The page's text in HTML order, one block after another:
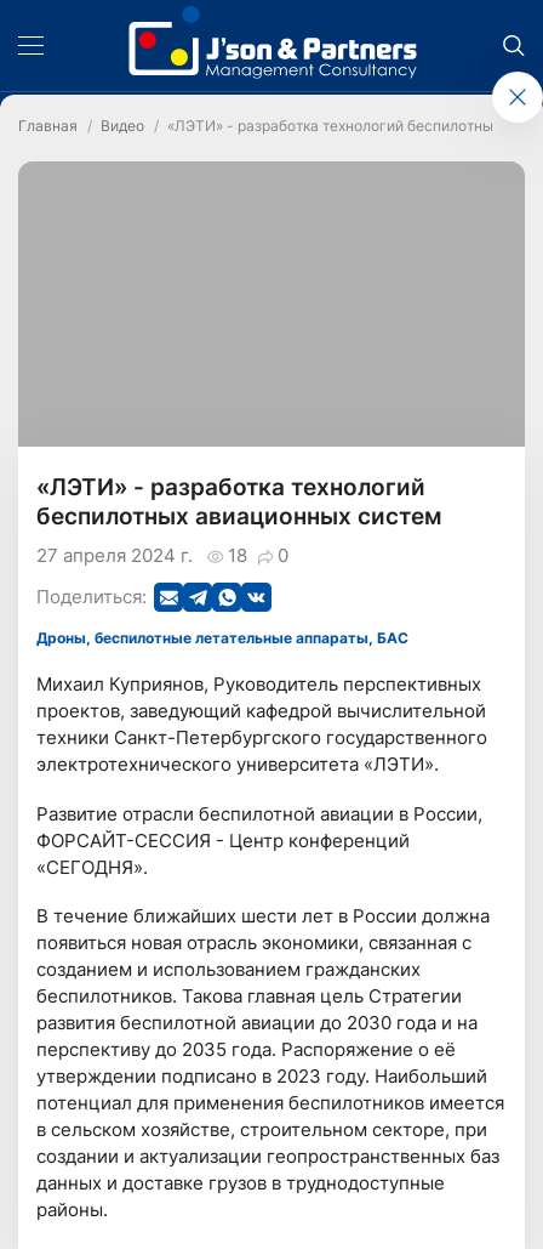
Главная Видео «ЛЭТИ» - разработка технологий беспилотных
«ЛЭТИ» - разработка технологий
беспилотных авиационных систем
18 0
27 апреля 2024 г.
Поделиться:
Дроны, беспилотные летательные аппараты, БАС
Михаил Куприянов, Руководитель перспективных
проектов, заведующий кафедрой вычислительной
техники Санкт-Петербургского государственного
электротехнического университета «ЛЭТИ».
Развитие отрасли беспилотной авиации в России,
ФОРСАЙТ-СЕССИЯ - Центр конференций
«СЕГОДНЯ».
В течение ближайших шести лет в России должна
появиться новая отрасль экономики, связанная с
созданием и использованием гражданских
беспилотников. Такова главная цель Стратегии
развития беспилотной авиации до 2030 года и на
перспективу до 2035 года. Распоряжение о её
утверждении подписано в 2023 году. Наибольший
потенциал для применения беспилотников имеется
в сельском хозяйстве, строительном секторе, при
создании и актуализации геопространственных баз
данных и доставке грузов в труднодоступные
районы.